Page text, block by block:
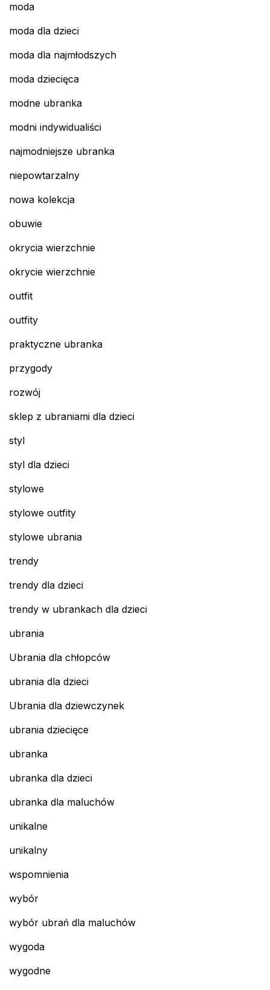
moda
moda dla dzieci
moda dla najmłodszych
moda dziecięca
modne ubranka
modni indywidualiści
najmodniejsze ubranka
niepowtarzalny
nowa kolekcja
obuwie
okrycia wierzchnie
okrycie wierzchnie
outfit
outfity
praktyczne ubranka
przygody
rozwój
sklep z ubraniami dla dzieci
styl
styl dla dzieci
stylowe
stylowe outfity
stylowe ubrania
trendy
trendy dla dzieci
trendy w ubrankach dla dzieci
ubrania
Ubrania dla chłopców
ubrania dla dzieci
Ubrania dla dziewczynek
ubrania dziecięce
ubranka
ubranka dla dzieci
ubranka dla maluchów
unikalne
unikalny
wspomnienia
wybór
wybór ubrań dla maluchów
wygoda
wygodne